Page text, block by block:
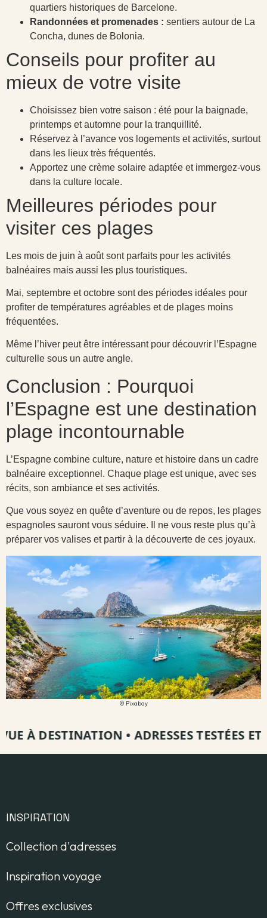
quartiers historiques de Barcelone.
Randonnées et promenades : sentiers autour de La
Concha, dunes de Bolonia.
Conseils pour profiter au
mieux de votre visite
Choisissez bien votre saison : été pour la baignade,
printemps et automne pour la tranquillité.
Réservez à l’avance vos logements et activités, surtout
dans les lieux très fréquentés.
Apportez une crème solaire adaptée et immergez-vous
dans la culture locale.
Meilleures périodes pour
visiter ces plages
Les mois de juin à août sont parfaits pour les activités
balnéaires mais aussi les plus touristiques.
Mai, septembre et octobre sont des périodes idéales pour
profiter de températures agréables et de plages moins
fréquentées.
Même l’hiver peut être intéressant pour découvrir l’Espagne
culturelle sous un autre angle.
Conclusion : Pourquoi
l’Espagne est une destination
plage incontournable
L’Espagne combine culture, nature et histoire dans un cadre
balnéaire exceptionnel. Chaque plage est unique, avec ses
récits, son ambiance et ses activités.
Que vous soyez en quête d’aventure ou de repos, les plages
espagnoles sauront vous séduire. Il ne vous reste plus qu’à
préparer vos valises et partir à la découverte de ces joyaux.
© Pixabay
À DESTINATION • ADRESSES TESTÉES ET
INSPIRATION
Collection d'adresses
Inspiration voyage
Offres exclusives